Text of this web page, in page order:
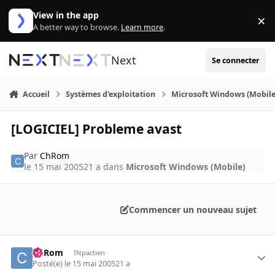
Aller au contenu
View in the app
A better way to browse. Learn more. ×
Next Se connecter
Accueil Systèmes d'exploitation Microsoft Windows
[LOGICIEL] Probleme avast
ParChRom
le 15 mai 200521 a dans Microsoft Windows (Mobile)
Commencer un nouveau sujet
ChRom INpactien
Posté(e) le 15 mai 200521 a